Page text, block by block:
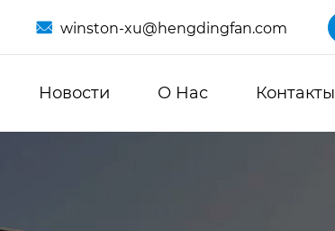
 winston-xu@hengdingfan.com
Новости О Нас Контакты